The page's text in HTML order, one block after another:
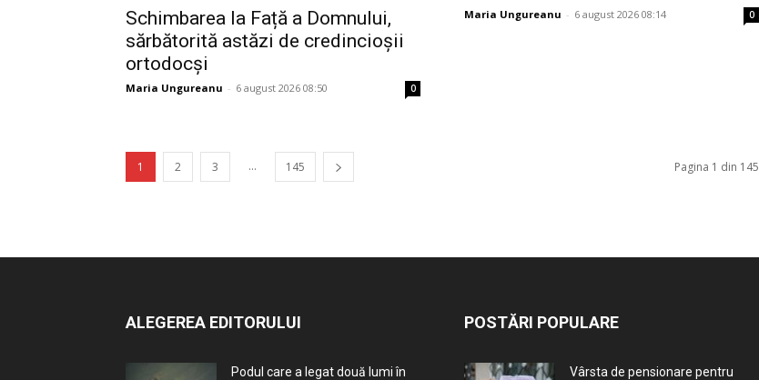
Schimbarea la Față a Domnului,
sărbătorită astăzi de credincioșii
ortodocși
Maria Ungureanu - 6 august 2026 08:50 0
Maria Ungureanu - 6 august 2026 08:14 0
1 2 3 ... 145 Pagina 1 din 145
ALEGEREA EDITORULUI
Podul care a legat două lumi în
POSTĂRI POPULARE
Vârsta de pensionare pentru